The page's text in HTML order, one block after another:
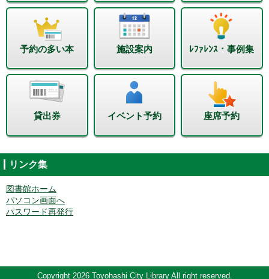
予約の多い本 施設案内 ﾚﾌｧﾚﾝｽ・事例集
貸出券 イベント予約 座席予約
リンク集
図書館ホーム
パソコン画面へ
パスワード再発行
Copyright 2026 Toyohashi City Library All right reserved.